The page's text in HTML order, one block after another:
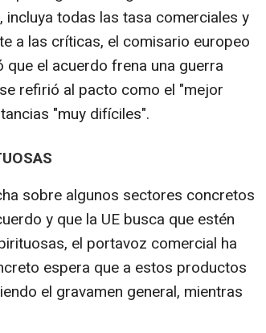
todas las tasa comerciales y
a las críticas, el comisario europeo
el acuerdo frena una guerra
refirió al pacto como el "mejor
"muy difíciles".
sobre algunos sectores concretos
y que la UE busca que estén
el portavoz comercial ha
espera que a estos productos
el gravamen general, mientras